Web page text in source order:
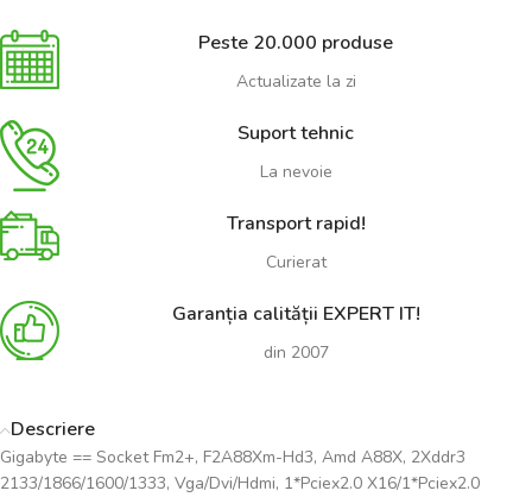
Peste 20.000 produse
Actualizate la zi
Suport tehnic
La nevoie
Transport rapid!
Curierat
Garanția calității EXPERT IT!
din 2007
Descriere
Gigabyte == Socket Fm2+, F2A88Xm-Hd3, Amd A88X, 2Xddr3
2133/1866/1600/1333, Vga/Dvi/Hdmi, 1*Pciex2.0 X16/1*Pciex2.0